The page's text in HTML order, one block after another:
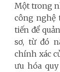
Một trong
công nghệ
tiến để
sơ, từ đó
chính xác
ưu hóa